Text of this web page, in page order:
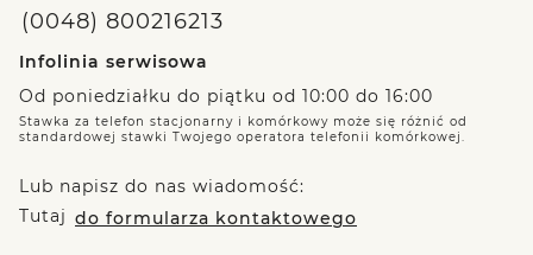
(0048) 800216213
Infolinia serwisowa
Od poniedziałku do piątku od 10:00 do 16:00
Stawka za telefon stacjonarny i komórkowy może się różnić od
standardowej stawki Twojego operatora telefonii komórkowej.
Lub napisz do nas wiadomość:
Tutaj do formularza kontaktowego